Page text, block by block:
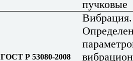
пучковые
ГОСТ Р 53080-2008
Вибрация.